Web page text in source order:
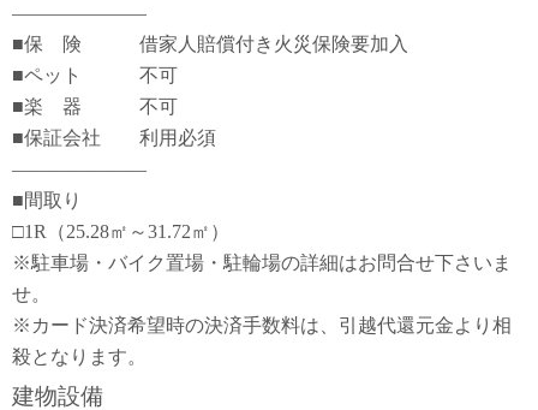
―――――――
■保 険 借家人賠償付き火災保険要加入
■ペット 不可
■楽 器 不可
■保証会社 利用必須
―――――――
■間取り
□1R（25.28㎡～31.72㎡）
※駐車場・バイク置場・駐輪場の詳細はお問合せ下さいま
せ。
※カード決済希望時の決済手数料は、引越代還元金より相
殺となります。
建物設備